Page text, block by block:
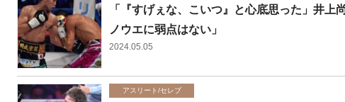
「『すげぇな、こいつ』と心底思った」井
ノウエに弱点はない」
2024.05.05
アスリート/セレブ